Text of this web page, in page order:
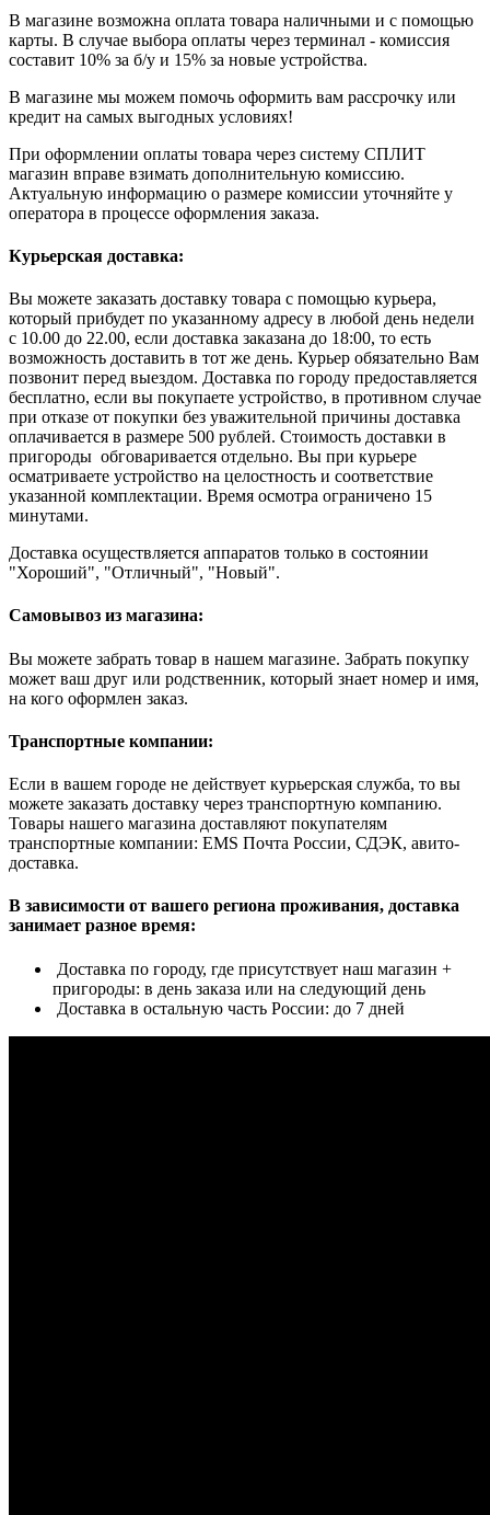
В магазине возможна оплата товара наличными и с помощью
карты. В случае выбора оплаты через терминал - комиссия
составит 10% за б/у и 15% за новые устройства.
В магазине мы можем помочь оформить вам рассрочку или
кредит на самых выгодных условиях!
При оформлении оплаты товара через систему СПЛИТ
магазин вправе взимать дополнительную комиссию.
Актуальную информацию о размере комиссии уточняйте у
оператора в процессе оформления заказа.
Курьерская доставка:
Вы можете заказать доставку товара с помощью курьера,
который прибудет по указанному адресу в любой день недели
с 10.00 до 22.00, если доставка заказана до 18:00, то есть
возможность доставить в тот же день. Курьер обязательно Вам
позвонит перед выездом. Доставка по городу предоставляется
бесплатно, если вы покупаете устройство, в противном случае
при отказе от покупки без уважительной причины доставка
оплачивается в размере 500 рублей. Стоимость доставки в
пригороды обговаривается отдельно. Вы при курьере
осматриваете устройство на целостность и соответствие
указанной комплектации. Время осмотра ограничено 15
минутами.
Доставка осуществляется аппаратов только в состоянии
"Хороший", "Отличный", "Новый".
Самовывоз из магазина:
Вы можете забрать товар в нашем магазине. Забрать покупку
может ваш друг или родственник, который знает номер и имя,
на кого оформлен заказ.
Транспортные компании:
Если в вашем городе не действует курьерская служба, то вы
можете заказать доставку через транспортную компанию.
Товары нашего магазина доставляют покупателям
транспортные компании: EMS Почта России, СДЭК, авито-
доставка.
В зависимости от вашего региона проживания, доставка
занимает разное время:
Доставка по городу, где присутствует наш магазин +
пригороды: в день заказа или на следующий день
Доставка в остальную часть России: до 7 дней